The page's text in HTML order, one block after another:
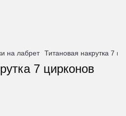
на лабрет Титановая накрутка 7
7 цирконов